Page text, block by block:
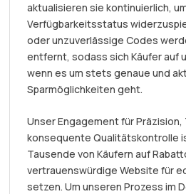
aktualisieren sie kontinuierlich,
Verfügbarkeitsstatus
oder unzuverlässige Codes
entfernt, sodass sich Käufer auf
wenn es um stets genaue und
Sparmöglichkeiten geht.
Unser Engagement für Präzision,
konsequente Qualitätskontrolle
Tausende von Käufern auf
vertrauenswürdige Website für
setzen. Um unseren Prozess im